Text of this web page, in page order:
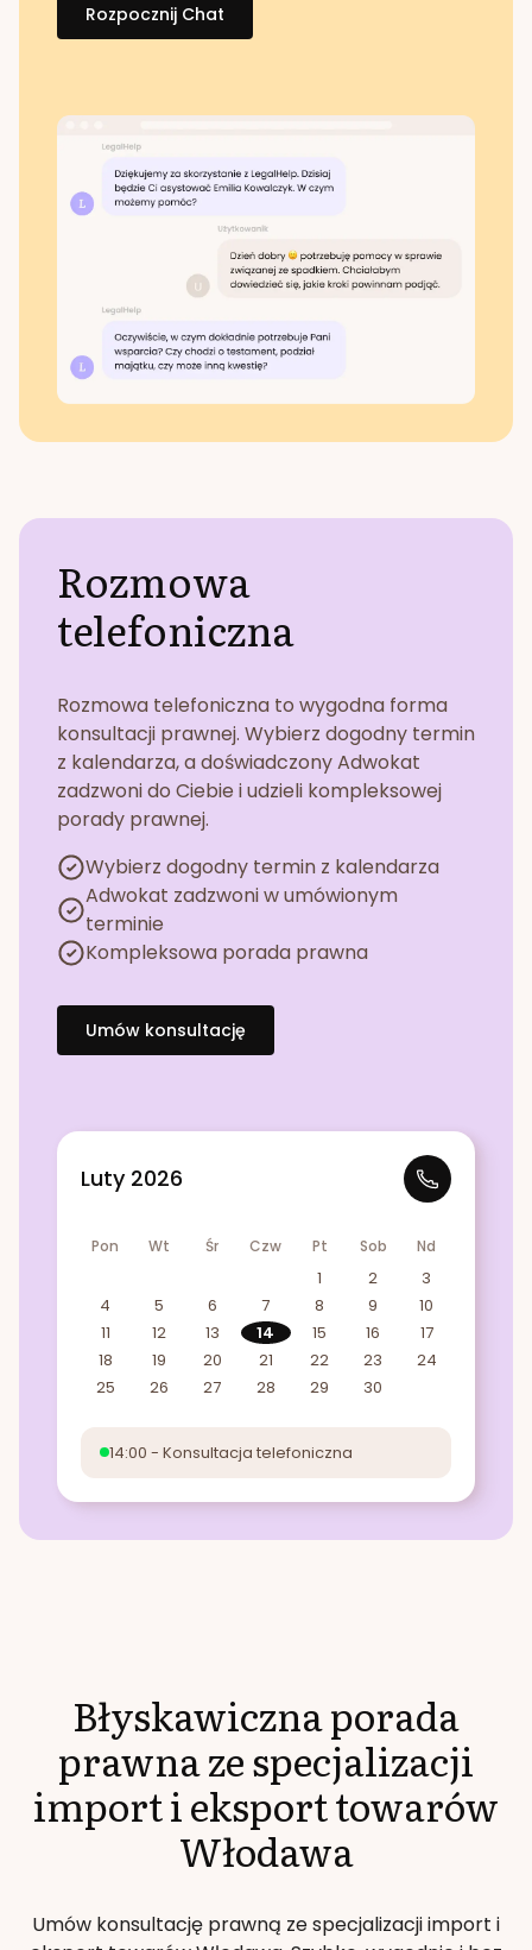
Rozpocznij Chat
Rozmowa
telefoniczna
Rozmowa telefoniczna to wygodna forma
konsultacji prawnej. Wybierz dogodny termin
z kalendarza, a doświadczony Adwokat
zadzwoni do Ciebie i udzieli kompleksowej
porady prawnej.
Wybierz dogodny termin z kalendarza
Adwokat zadzwoni w umówionym
terminie
Kompleksowa porada prawna
Umów konsultację
Luty 2026
Pon Wt Śr Czw Pt Sob Nd
1 2
3
4
5 6 7 8 9
10
11
12 13 14 15 16
17
18
19 20 21 22 23
24
25
26 27 28 29 30
14:00 - Konsultacja telefoniczna
Błyskawiczna porada
prawna ze specjalizacji
import i eksport towarów
Włodawa
Umów konsultację prawną ze specjalizacjiimport i